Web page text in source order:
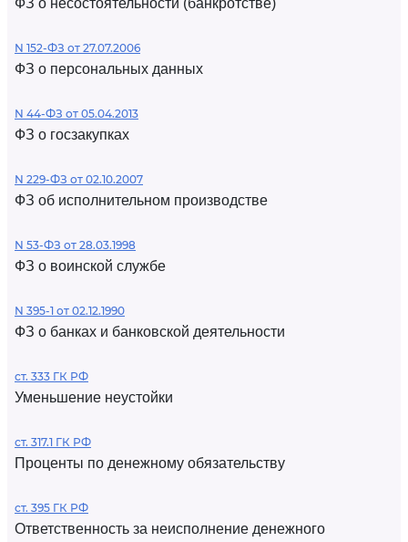
ФЗ о несостоятельности (банкротстве)
N 152-ФЗ от 27.07.2006
ФЗ о персональных данных
N 44-ФЗ от 05.04.2013
ФЗ о госзакупках
N 229-ФЗ от 02.10.2007
ФЗ об исполнительном производстве
N 53-ФЗ от 28.03.1998
ФЗ о воинской службе
N 395-1 от 02.12.1990
ФЗ о банках и банковской деятельности
ст. 333 ГК РФ
Уменьшение неустойки
ст. 317.1 ГК РФ
Проценты по денежному обязательству
ст. 395 ГК РФ
Ответственность за неисполнение денежного